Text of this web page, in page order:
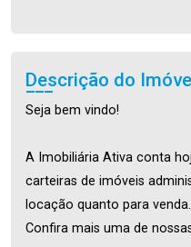
Descrição do
Seja bem vindo!
A Imobiliária Ativa conta
carteiras de imóveis
locação quanto para venda.
Confira mais uma de